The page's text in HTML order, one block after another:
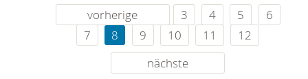
vorherige 3 4 5
6
7
8 9 10 11
12
nächste